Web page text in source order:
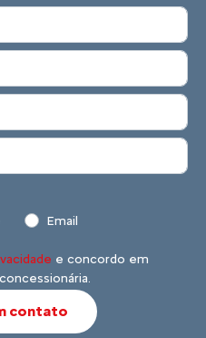
Email
e concordo em
contato